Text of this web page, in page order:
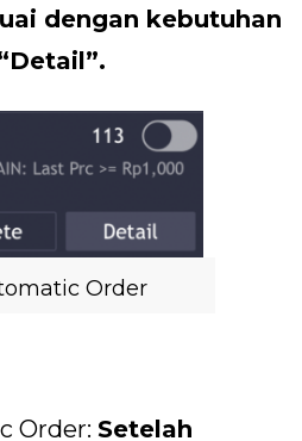
dengan kebutuhan
Order
Order: Setelah